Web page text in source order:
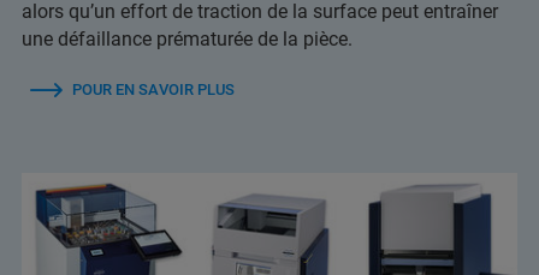
alors qu’un effort de traction de la surface peut entraîner
une défaillance prématurée de la pièce.
POUR EN SAVOIR PLUS